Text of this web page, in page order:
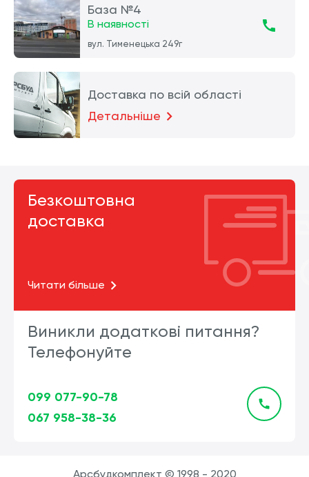
База №4
В наявності
вул. Тименецька 249г
Доставка по всій області
Детальніше
Безкоштовна
доставка
Читати більше
Виникли додаткові питання?
Телефонуйте
099 077-90-78
067 958-38-36
Арсбудкомплект © 1998 - 2020